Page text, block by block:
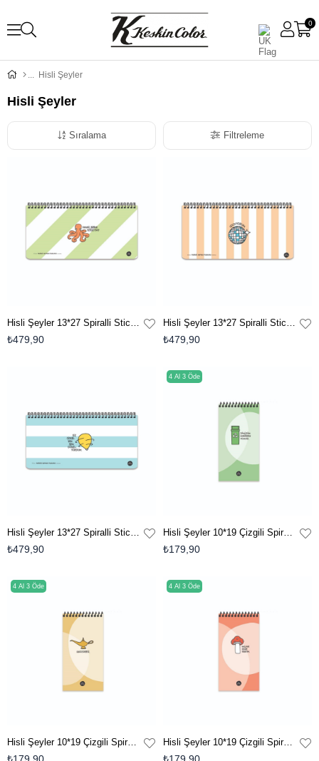
0
Hisli Şeyler
Hisli Şeyler
Filtreleme
Sıralama
Hisli Şeyler 13*27 Spiralli Stickerli Planner - Hangi Birine Yetişeyim
₺479,90
Hisli Şeyler 13*27 Spiralli Stickerli Planner - Işıldıyorum
₺479,90
Hisli Şeyler 13*27 Spiralli Stickerli Planner - Siz Giderken Ben Dönüyordum
₺479,90
Hisli Şeyler 10*19 Çizgili Spiralli Karton Kapak Bloknot - Dönüşüm Muhteşem Olacak
₺179,90
4 Al 3 Öde
Hisli Şeyler 10*19 Çizgili Spiralli Karton Kapak Bloknot - Hallederiz
4 Al 3 Öde
Hisli Şeyler 10*19 Çizgili Spiralli Karton Kapak Bloknot - Vallahi Zehir Gibiyim
4 Al 3 Öde